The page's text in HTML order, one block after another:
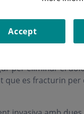
mitjançant
per eliminar el
que es fracturin
Accept